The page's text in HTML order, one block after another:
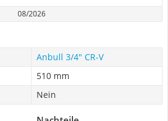
08/2026
Anbull 3/4" CR-V
510 mm
Nein